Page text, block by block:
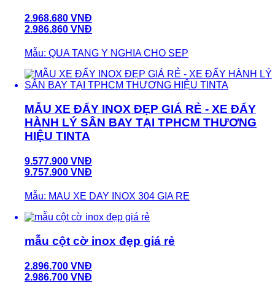
2.968.680 VNĐ
2.986.860 VNĐ
Mẫu: QUA TANG Y NGHIA CHO SEP
MẪU XE ĐẨY INOX ĐẸP GIÁ RẺ - XE ĐẨY
HÀNH LÝ SÂN BAY TẠI TPHCM THƯƠNG
HIỆU TINTA
9.577.900 VNĐ
9.757.900 VNĐ
Mẫu: MAU XE DAY INOX 304 GIA RE
mẫu cột cờ inox đẹp giá rẻ
2.896.700 VNĐ
2.986.700 VNĐ